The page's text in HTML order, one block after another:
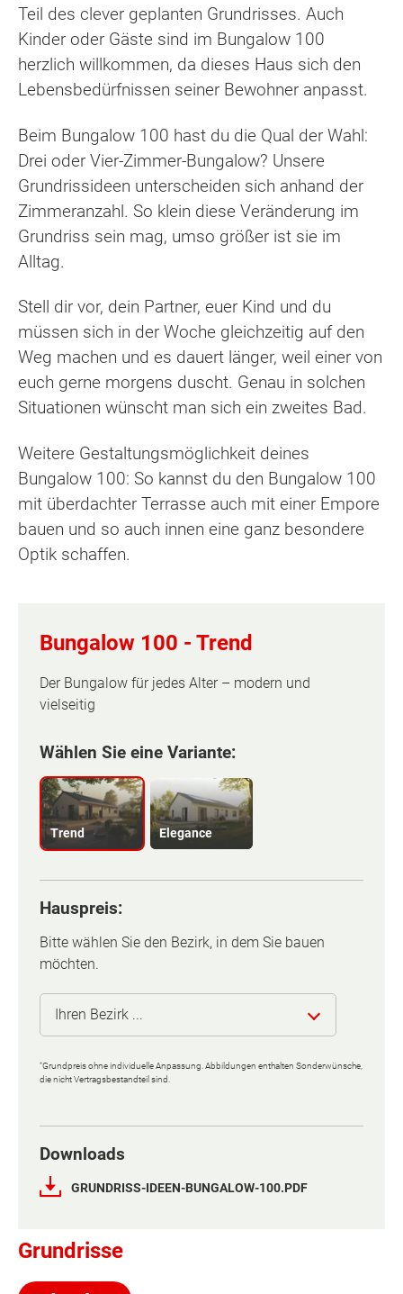
Teil des clever geplanten Grundrisses. Auch
Kinder oder Gäste sind im Bungalow 100
herzlich willkommen, da dieses Haus sich den
Lebensbedürfnissen seiner Bewohner anpasst.
Beim Bungalow 100 hast du die Qual der Wahl:
Drei oder Vier-Zimmer-Bungalow? Unsere
Grundrissideen unterscheiden sich anhand der
Zimmeranzahl. So klein diese Veränderung im
Grundriss sein mag, umso größer ist sie im
Alltag.
Stell dir vor, dein Partner, euer Kind und du
müssen sich in der Woche gleichzeitig auf den
Weg machen und es dauert länger, weil einer von
euch gerne morgens duscht. Genau in solchen
Situationen wünscht man sich ein zweites Bad.
Weitere Gestaltungsmöglichkeit deines
Bungalow 100: So kannst du den Bungalow 100
mit überdachter Terrasse auch mit einer Empore
bauen und so auch innen eine ganz besondere
Optik schaffen.
Beschreibung
Rund 100 Quadratmeter Wohnfläche auf einer
Ebene – nichts Neues für einen Bungalow. Doch
dieser von Town & Country Haus hat es
Bungalow 100 - Trend
Der Bungalow für jedes Alter – modern und
vielseitig
Wählen Sie eine Variante:
Trend Elegance
Hauspreis:
Bitte wählen Sie den Bezirk, in dem Sie bauen
möchten.
Ihren Bezirk ...
Eisenstadt (Stadt)
*Grundpreis ohne individuelle Anpassung. Abbildungen enthalten Sonderwünsche,
die nicht Vertragsbestandteil sind.
Downloads
GRUNDRISS-IDEEN-BUNGALOW-100.PDF
Grundrisse